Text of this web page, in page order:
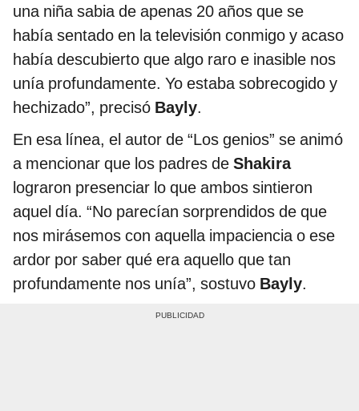
una niña sabia de apenas 20 años que se
había sentado en la televisión conmigo y acaso
había descubierto que algo raro e inasible nos
unía profundamente. Yo estaba sobrecogido y
hechizado”, precisó Bayly.
En esa línea, el autor de “Los genios” se animó
a mencionar que los padres de Shakira
lograron presenciar lo que ambos sintieron
aquel día. “No parecían sorprendidos de que
nos mirásemos con aquella impaciencia o ese
ardor por saber qué era aquello que tan
profundamente nos unía”, sostuvo Bayly.